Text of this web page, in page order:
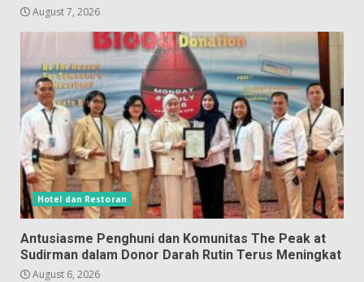
August 7, 2026
Hotel dan Restoran
Antusiasme Penghuni dan Komunitas The Peak at
Sudirman dalam Donor Darah Rutin Terus Meningkat
August 6, 2026